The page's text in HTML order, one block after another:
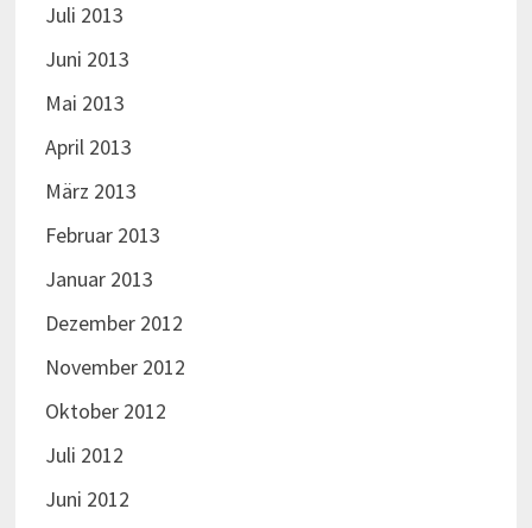
Juli 2013
Juni 2013
Mai 2013
April 2013
März 2013
Februar 2013
Januar 2013
Dezember 2012
November 2012
Oktober 2012
Juli 2012
Juni 2012